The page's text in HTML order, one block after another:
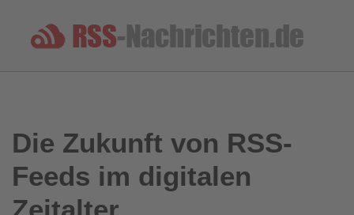
Die Zukunft von RSS-
Feeds im digitalen